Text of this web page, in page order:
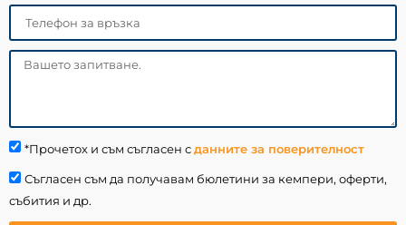
*Прочетох и съм съгласен сданните за поверителност
Съгласен съм да получавам бюлетини за кемпери, оферти,
събития и др.